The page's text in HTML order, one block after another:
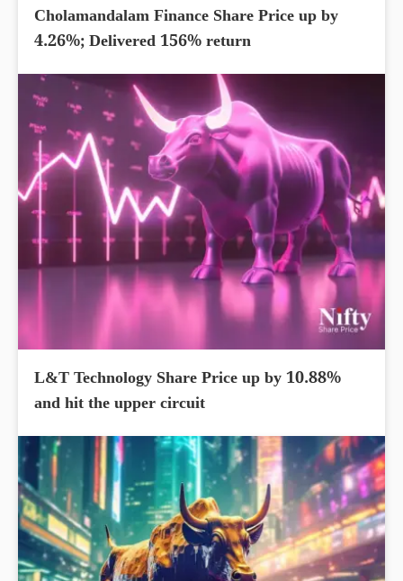
Cholamandalam Finance Share Price up by
4.26%; Delivered 156% return
L&T Technology Share Price up by 10.88%
and hit the upper circuit